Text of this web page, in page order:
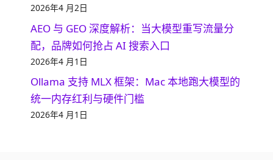
2026年4 月2日
AEO 与 GEO 深度解析：当大模型重写流量分
配，品牌如何抢占 AI 搜索入口
2026年4 月1日
Ollama 支持 MLX 框架：Mac 本地跑大模型的
统一内存红利与硬件门槛
2026年4 月1日